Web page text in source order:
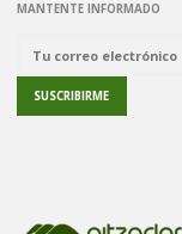
MANTENTE INFORMADO